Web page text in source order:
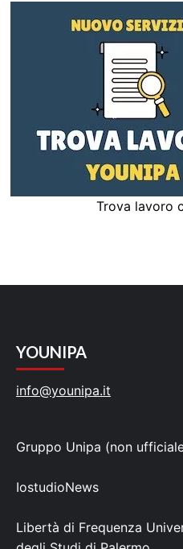
Trova lavoro
YOUNIPA
info@younipa.it
Gruppo Unipa (non
IostudioNews
Libertà di Frequenza